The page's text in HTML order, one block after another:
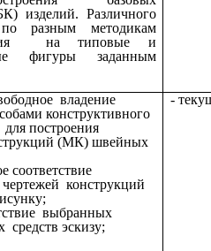
изделий. Различного
по разным методикам
на типовые и
фигуры заданным
владение
конструктивного
построения
(МК) швейных
соответствие
чертежей конструкций
выбранных
средств эскизу;
-